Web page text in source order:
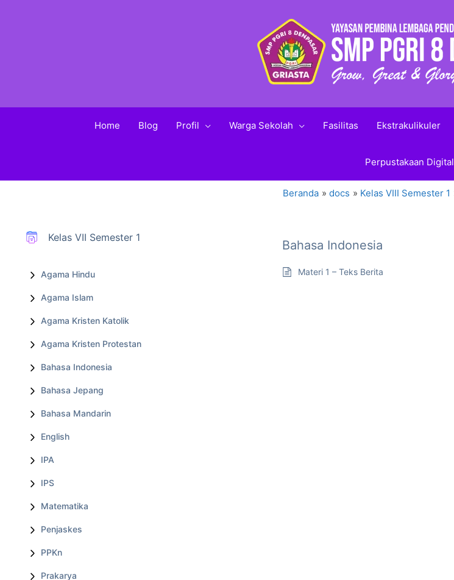
Home Blog Profil Warga Sekolah Fasilitas Ekstrakulikuler
Perpustakaan Digital
Beranda docs Kelas VIII Semester 1
Kelas VII Semester 1
Agama Hindu
Agama Islam
Agama Kristen Katolik
Agama Kristen Protestan
Bahasa Indonesia
Bahasa Jepang
Bahasa Mandarin
English
IPA
IPS
Matematika
Penjaskes
PPKn
Prakarya
Bahasa Indonesia
Materi 1 – Teks Berita